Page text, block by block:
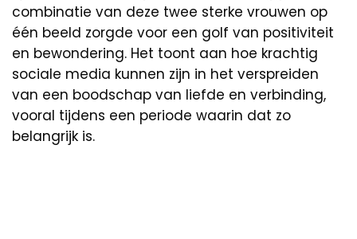
combinatie van deze twee sterke vrouwen op
één beeld zorgde voor een golf van positiviteit
en bewondering. Het toont aan hoe krachtig
sociale media kunnen zijn in het verspreiden
van een boodschap van liefde en verbinding,
vooral tijdens een periode waarin dat zo
belangrijk is.